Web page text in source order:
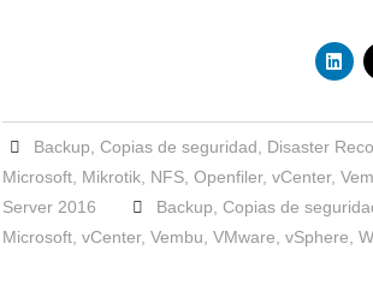
Backup ,Copias de seguridad Disaster
Microsoft Mikrotik NFS Openfiler, vCenter,
Server 2016
Backup ,Copias de
Microsoft vCenter, Vembu VMware vSphere